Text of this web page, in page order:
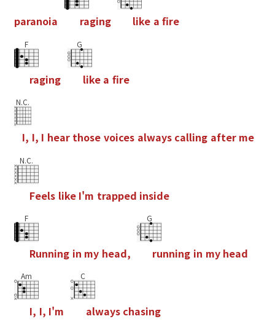
paranoia raging like a fre
F
raging
G
like a fre
N.C.
I, I, I hear those voices always calling after me
N.C.
Feels like I'm trapped inside
F
Running in my head,
G
running in my head
Am
I, I, I'm
C
always chasing